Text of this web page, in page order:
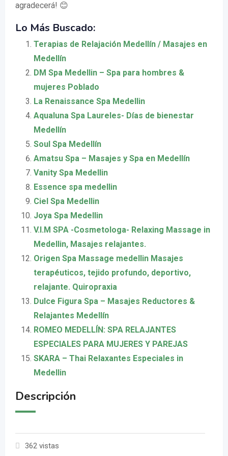
agradecerá! 😊
Lo Más Buscado:
Terapias de Relajación Medellín / Masajes en
Medellín
DM Spa Medellin – Spa para hombres &
mujeres Poblado
La Renaissance Spa Medellin
Aqualuna Spa Laureles- Días de bienestar
Medellín
Soul Spa Medellín
Amatsu Spa – Masajes y Spa en Medellín
Vanity Spa Medellin
Essence spa medellin
Ciel Spa Medellin
Joya Spa Medellin
V.I.M SPA -Cosmetologa- Relaxing Massage in
Medellin, Masajes relajantes.
Origen Spa Massage medellin Masajes
terapéuticos, tejido profundo, deportivo,
relajante. Quiropraxia
Dulce Figura Spa – Masajes Reductores &
Relajantes Medellín
ROMEO MEDELLÍN: SPA RELAJANTES
ESPECIALES PARA MUJERES Y PAREJAS
SKARA – Thai Relaxantes Especiales in
Medellin
Descripción
362 vistas